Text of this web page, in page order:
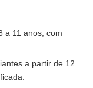
a 11 anos, com
a partir de 12